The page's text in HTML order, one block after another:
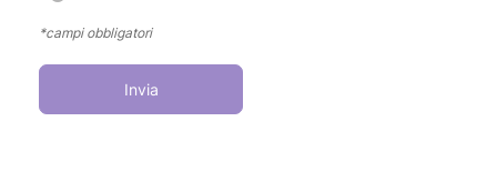
*campi obbligatori
Invia